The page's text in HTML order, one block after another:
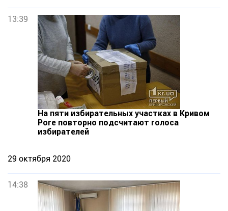
13:39
На пяти избирательных участках в Кривом
Роге повторно подсчитают голоса
избирателей
29 октября 2020
14:38